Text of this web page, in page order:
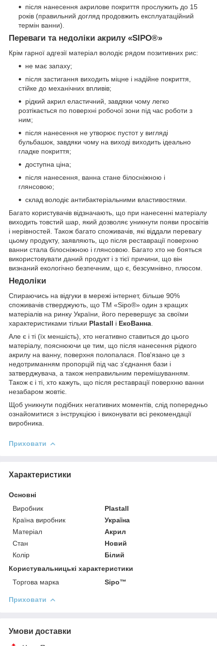
після нанесення акрилове покриття прослужить до 15
років (правильний догляд продовжить експлуатаційний
термін ванни).
Переваги та недоліки акрилу «SIPO®»
Крім гарної адгезії матеріал володіє рядом позитивних рис:
не має запаху;
після застигання виходить міцне і надійне покриття,
стійке до механічних впливів;
рідкий акрил еластичний, завдяки чому легко
розтікається по поверхні робочої зони під час роботи з
ним;
після нанесення не утворює пустот у вигляді
бульбашок, завдяки чому на виході виходить ідеально
гладке покриття;
доступна ціна;
після нанесення, ванна стане білосніжною і
глянсовою;
склад володіє антибактеріальними властивостями.
Багато користувачів відзначають, що при нанесенні матеріалу
виходить товстий шар, який дозволяє уникнути появи просвітів
і нерівностей. Також багато споживачів, які віддали перевагу
цьому продукту, заявляють, що після реставрації поверхню
ванни стала білосніжною і глянсовою. Багато хто не бояться
використовувати даний продукт і з тієї причини, що він
визнаний екологічно безпечним, що є, безсумнівно, плюсом.
Недоліки
Спираючись на відгуки в мережі інтернет, більше 90%
споживачів стверджують, що ТМ «Sipo®» один з кращих
матеріалів на ринку України, його перевершує за своїми
характеристиками тільки Plastall і ЕкоВанна
Але є і ті (їх меншість), хто негативно ставиться до цього
матеріалу, пояснюючи це тим, що після нанесення рідкого
акрилу на ванну, поверхня полопалася. Пов'язано це з
недотриманням пропорцій під час з'єднання бази і
затверджувача, а також неправильним перемішуванням.
Також є і ті, хто кажуть, що після реставрації поверхню ванни
незабаром жовтіє.
Щоб уникнути подібних негативних моментів, слід попередньо
ознайомитися з інструкцією і виконувати всі рекомендації
виробника.
Приховати
Характеристики
Основні
Виробник
Plastall
Країна виробник
Україна
Матеріал
Акрил
Стан
Новий
Колір
Білий
Користувальницькі характеристики
Торгова марка
Sipo™
Приховати
Умови доставки